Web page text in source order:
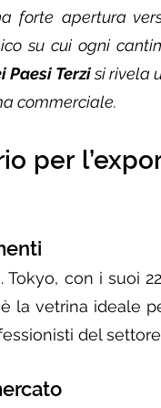
forte apertura
su cui ogni
Paesi Terzi si rivela
commerciale.
per
con i suoi
la vetrina ideale
del